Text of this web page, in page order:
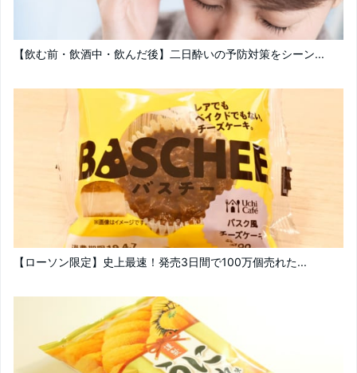
【飲む前・飲酒中・飲んだ後】二日酔いの予防対策をシーン...
【ローソン限定】史上最速！発売3日間で100万個売れた...